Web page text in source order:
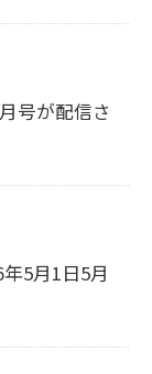
号が配信さ
5月1日5月